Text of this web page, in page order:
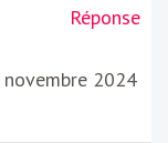
Réponse
2024